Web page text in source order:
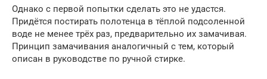
Однако с первой попытки сделать это не удастся.
Придётся постирать полотенца в тёплой подсоленной
воде не менее трёх раз, предварительно их замачивая.
Принцип замачивания аналогичный с тем, который
описан в руководстве по ручной стирке.